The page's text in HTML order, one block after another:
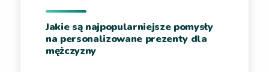
Jakie są najpopularniejsze pomysły
na personalizowane prezenty dla
mężczyzny